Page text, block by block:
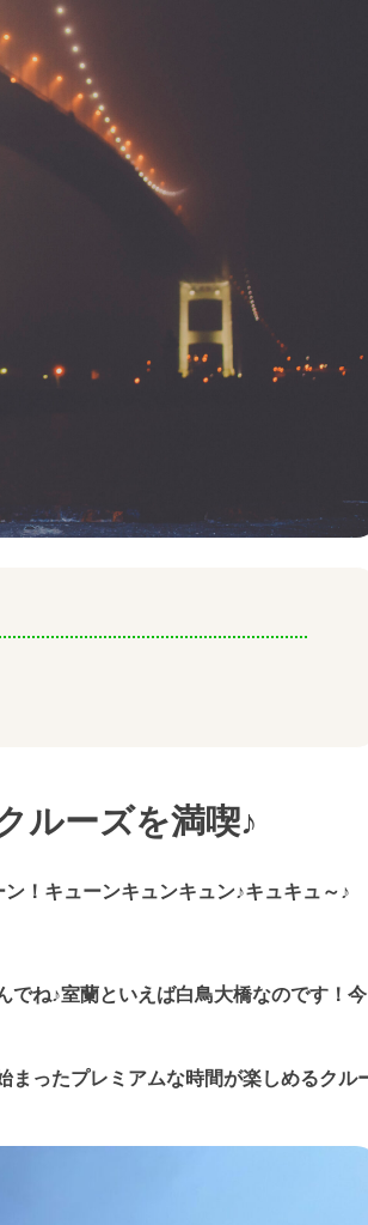
ルーズを満喫♪
！キューンキュンキュン♪キュキュ～♪
ね♪室蘭といえば白鳥大橋なのです！今
まったプレミアムな時間が楽しめるクル